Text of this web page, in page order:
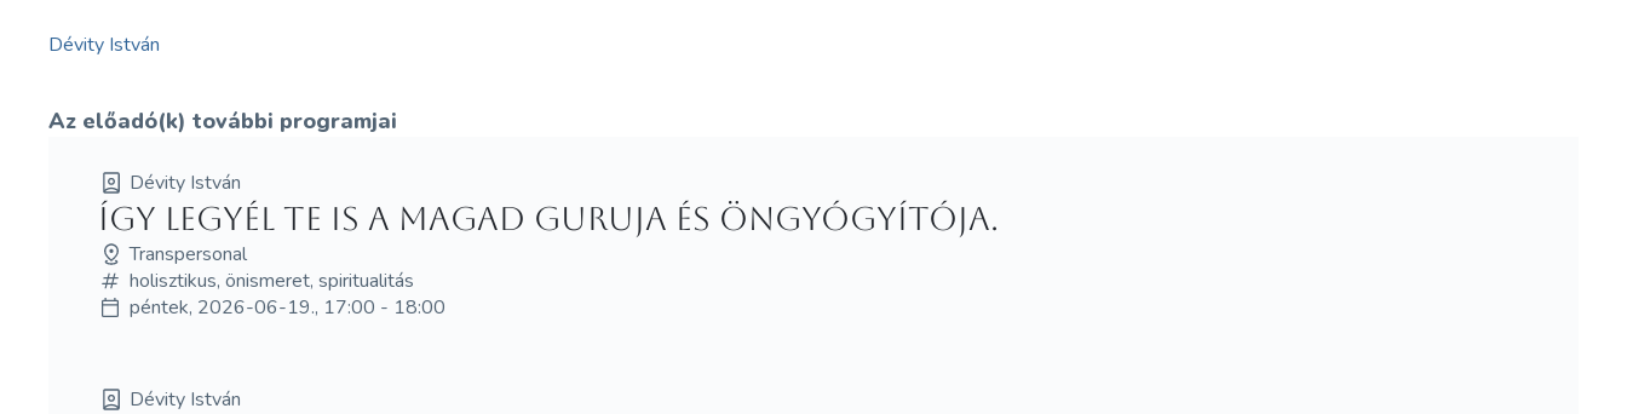
Dévity István
Az előadó(k) további programjai
Dévity István
Így legyél te is a magad guruja és öngyógyítója.
Transpersonal
holisztikus, önismeret, spiritualitás
péntek, 2026-06-19., 17:00 - 18:00
Dévity István